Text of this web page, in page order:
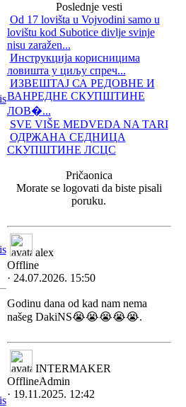
Poslednje vesti
Od 17 lovišta u Vojvodini samo u
lovištu kod Subotice divlje svinje
nisu zaražen...
Инструкција корисницима
ловишта у циљу спреч...
ИЗВЕШТАЈ СА РЕДОВНЕ И
ВАНРЕДНЕ СКУПШТИНЕ
ЛОВ�...
SVE VIŠE MEDVEDA NA TARI
ОДРЖАНА СЕДНИЦА
СКУПШТИНЕ ЛСЦС
Pričaonica
Morate se logovati da biste pisali
poruku.
alex
Offline
· 24.07.2026. 15:50
Godinu dana od kad nam nema
našeg DakiNS😭😭😭😭😭.
INTERMAKER
OfflineAdmin
· 19.11.2025. 12:42